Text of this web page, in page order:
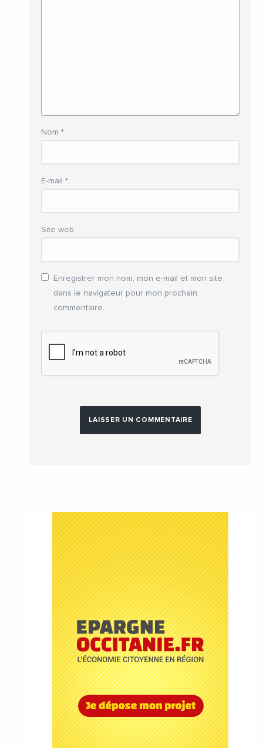
Nom *
E-mail *
Site web
Enregistrer mon nom, mon e-mail et mon site
dans le navigateur pour mon prochain
commentaire.